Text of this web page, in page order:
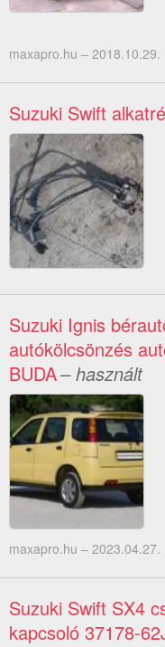
maxapro.hu – 2018.10.29.
Suzuki Swift
Suzuki Ignis
autókölcsönzés
BUDA– használt
maxapro.hu – 2023.04.27.
Suzuki Swift SX4
kapcsoló 37178-